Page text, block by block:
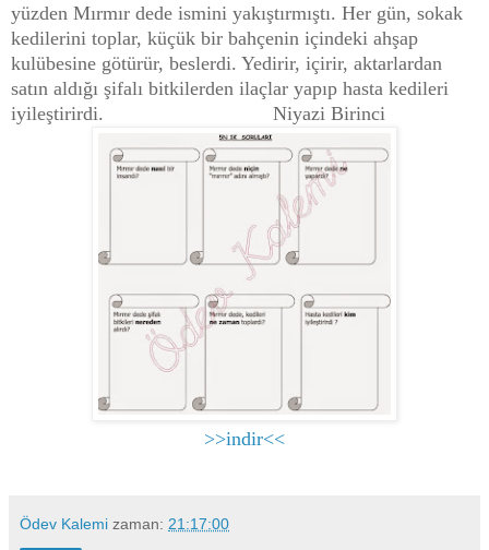
yüzden Mırmır dede ismini yakıştırmıştı. Her gün, sokak
kedilerini toplar, küçük bir bahçenin içindeki ahşap
kulübesine götürür, beslerdi. Yedirir, içirir, aktarlardan
satın aldığı şifalı bitkilerden ilaçlar yapıp hasta kedileri
iyileştirirdi. Niyazi Birinci
>>indir<<
Ödev Kalemi zaman: 21:17:00